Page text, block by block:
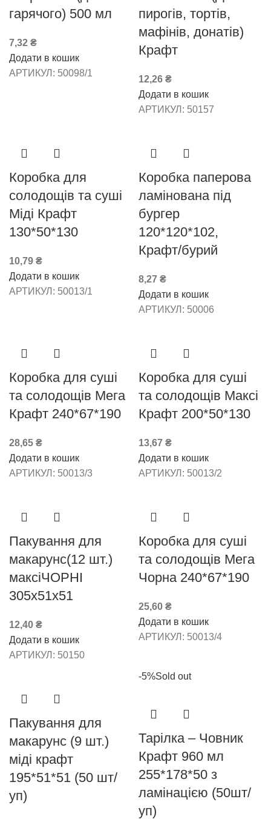
гарячого) 500 мл
7,32 ₴
Додати в кошик
АРТИКУЛ: 50098/1
пирогів, тортів,
мафінів, донатів)
Крафт
12,26 ₴
Додати в кошик
АРТИКУЛ: 50157
Коробка для
солодощів та суші
Міді Крафт
130*50*130
10,79 ₴
Додати в кошик
АРТИКУЛ: 50013/1
Коробка паперова
ламінована під
бургер
120*120*102,
Крафт/бурий
8,27 ₴
Додати в кошик
АРТИКУЛ: 50006
Коробка для суші
та солодощів Мега
Крафт 240*67*190
28,65 ₴
Додати в кошик
АРТИКУЛ: 50013/3
Коробка для суші
та солодощів Максі
Крафт 200*50*130
13,67 ₴
Додати в кошик
АРТИКУЛ: 50013/2
Пакування для
макарунс(12 шт.)
максіЧОРНІ
305х51х51
12,40 ₴
Додати в кошик
АРТИКУЛ: 50150
Коробка для суші
та солодощів Мега
Чорна 240*67*190
25,60 ₴
Додати в кошик
АРТИКУЛ: 50013/4
Пакування для
макарунс (9 шт.)
міді крафт
195*51*51 (50 шт/
уп)
-5%Sold out
Тарілка – Човник
Крафт 960 мл
255*178*50 з
ламінацією (50шт/
уп)